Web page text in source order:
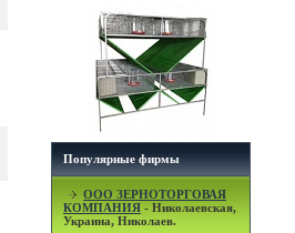
Популярные фирмы
OOO ЗЕРНОТОРГОВАЯ
КОМПАНИЯ - Николаевская,
Украина, Николаев.